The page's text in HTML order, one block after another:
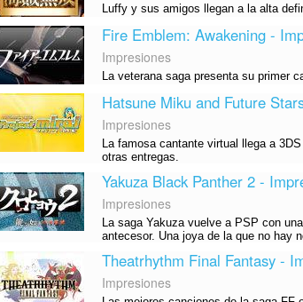
Luffy y sus amigos llegan a la alta
Fire Emblem: Awakening -
Impresiones
La veterana saga presenta su primer
Hatsune Miku and Future
Impresiones
La famosa cantante virtual llega a
otras entregas.
Yakuza Black Panther 2 -
Impresiones
La saga Yakuza vuelve a PSP con
antecesor. Una joya de la que no hay
Theatrhythm Final Fantasy -
Impresiones